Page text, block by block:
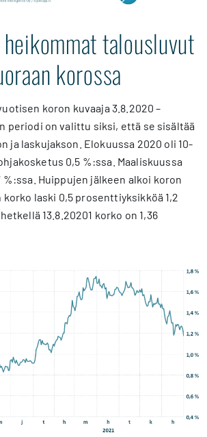
talousluvut
korossa
koron kuvaaja 3.8.2020 –
periodi on valittu siksi, että se sisältää
ja laskujakson. Elokuussa 2020 oli 10-
0,5 %:ssa. Maaliskuussa
%:ssa. Huippujen jälkeen alkoi koron
laski 0,5 prosenttiyksikköä 1,2
13.8.20201 korko on 1,36